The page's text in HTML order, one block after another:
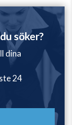
söker?
dina
24